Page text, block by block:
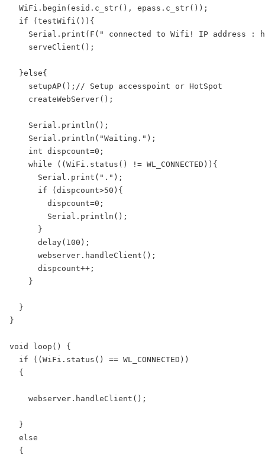
  WiFi.begin(esid.c_str(), epass.c_str());
  if (testWifi()){
Serial.print(F(" connected to Wifi! IP address :
    serveClient();
  }else{
    setupAP();// Setup accesspoint or HotSpot
    createWebServer();
    Serial.println();
    Serial.println("Waiting.");
    int dispcount=0;
    while ((WiFi.status() != WL_CONNECTED)){
      Serial.print(".");
      if (dispcount>50){
        dispcount=0;
        Serial.println();
      }
      delay(100);
      webserver.handleClient();
      dispcount++;
    }
  }
}
void loop() {
  if ((WiFi.status() == WL_CONNECTED))
  {
    webserver.handleClient();
  }
  else
  {